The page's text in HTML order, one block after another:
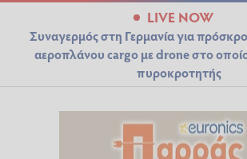
LIVE NOW
Συναγερμός στη Γερμανία για
αεροπλάνου cargo με drone στο
πυροκροτητής